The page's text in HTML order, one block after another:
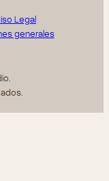
Legal
generales